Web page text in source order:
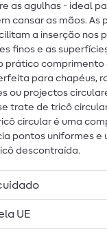
as agulhas - ideal
cansar as mãos. As
a inserção nos
finos e as
prático comprimento
para chapéus,
ou projectos
trate de tricô
circular é uma
pontos uniformes e
descontraída.
UE